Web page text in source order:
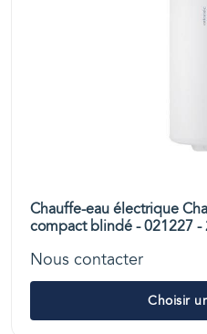
Chauffe-eau électrique
compact blindé - 021227 -
Nous contacter
Choisir